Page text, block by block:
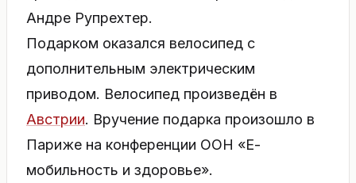
Андре Рупрехтер.
Подарком оказался велосипед с
дополнительным электрическим
приводом. Велосипед произведён в
Австрии. Вручение подарка произошло в
Париже на конференции ООН «Е-
мобильность и здоровье».